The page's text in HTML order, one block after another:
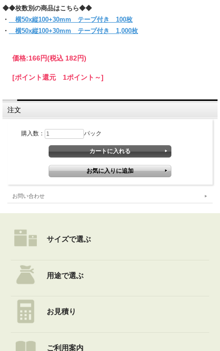
(お入れになりたい商品によっては入らない場合もございますので、サイズをお確
かめください)
【クリックポスト対象商品】
分量
●代金引換・日時指定はできません
＊他のサイズと組み合わせてご購入の場合は当店にお任せください。
◆◆枚数別の商品はこちら◆◆
・
横50x縦100+30mm テープ付き 100枚
・
横50x縦100+30mm テープ付き 1,000枚
価格:166円(税込 182円)
[ポイント還元 1ポイント～]
注文
購入数： パック
お問い合わせ
サイズで選ぶ
用途で選ぶ
お見積り
ご利用案内